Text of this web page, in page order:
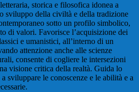
storica e filosofica idonea a
sviluppo della civiltà e della tradizione
sotto un profilo simbolico,
di valori. Favorisce l’acquisizione dei
e umanistici, all’interno di un
attenzione anche alle scienze
consente di cogliere le intersezioni
visione critica della realtà. Guida lo
sviluppare le conoscenze e le abilità e a